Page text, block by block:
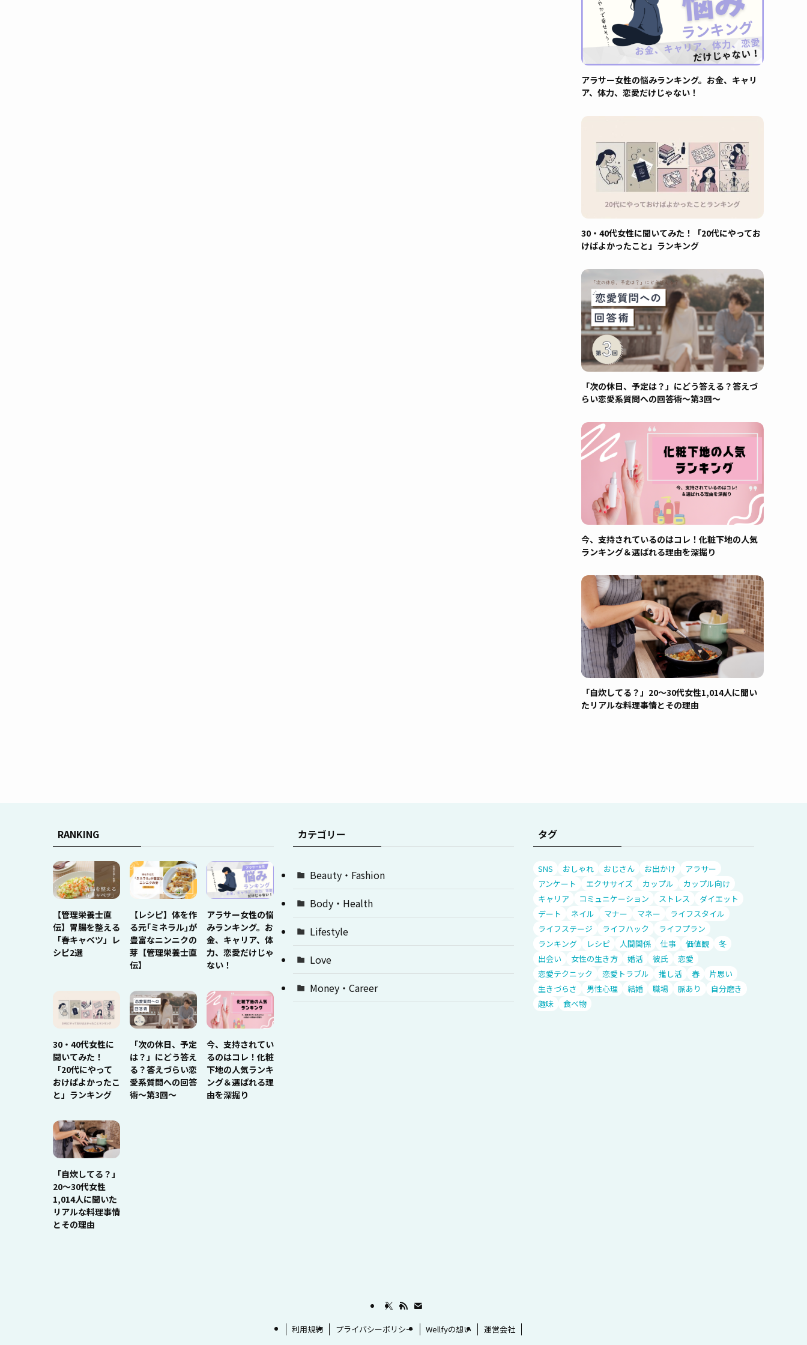
アラサー女性の悩みランキング。お金、キャリ
ア、体力、恋愛だけじゃない！
30・40代女性に聞いてみた！「20代にやってお
けばよかったこと」ランキング
「次の休日、予定は？」にどう答える？答えづ
らい恋愛系質問への回答術～第3回～
今、支持されているのはコレ！化粧下地の人気
ランキング＆選ばれる理由を深掘り
「自炊してる？」20〜30代女性1,014人に聞い
たリアルな料理事情とその理由
RANKING
【管理栄養士直
伝】胃腸を整える
「春キャベツ」レ
シピ2選
【レシピ】体を作
る元｢ミネラル｣が
豊富なニンニクの
芽【管理栄養士直
伝】
アラサー女性の悩
みランキング。お
金、キャリア、体
力、恋愛だけじゃ
ない！
30・40代女性に
聞いてみた！
「20代にやって
おけばよかったこ
と」ランキング
「次の休日、予定
は？」にどう答え
る？答えづらい恋
愛系質問への回答
術～第3回～
今、支持されてい
るのはコレ！化粧
下地の人気ランキ
ング＆選ばれる理
由を深掘り
「自炊してる？」
20〜30代女性
1,014人に聞いた
リアルな料理事情
とその理由
カテゴリー
Beauty・Fashion
Body・Health
Lifestyle
Love
Money・Career
タグ
SNS おしゃれ おじさん お出かけ
アラサー
アンケート
エクササイズ カップル
カップル向け
キャリア
コミュニケーション ストレス
ダイエット
デート
ネイル マナー マネー
ライフスタイル
ライフステージ
ライフハック
ライフプラン
ランキング
レシピ 人間関係 仕事 価値観
冬
出会い
女性の生き方 婚活 彼氏
恋愛
恋愛テクニック
恋愛トラブル 推し活 春
片思い
生きづらさ
男性心理 結婚 職場 脈あり
自分磨き
趣味
食べ物
利用規約 プライバシーポリシー Wellfyの想い 運営会社